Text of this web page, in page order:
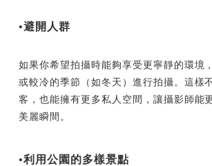
•避開人群
如果你希望拍攝時能夠享受更寧靜的環境
或較冷的季節（如冬天）進行拍攝。這樣
客，也能擁有更多私人空間，讓攝影師能
美麗瞬間。
•利用公園的多樣景點